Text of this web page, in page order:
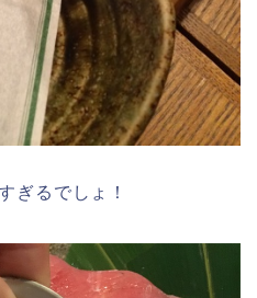
ぎるでしょ！